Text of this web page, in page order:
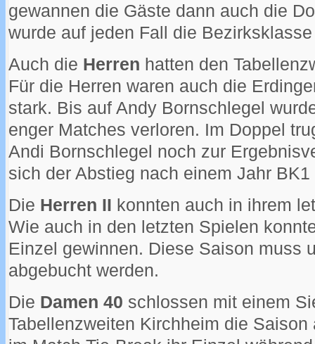
gewannen die Gäste dann auch die
wurde auf jeden Fall die
Auch die Herren hatten den
Für die Herren waren auch die
stark. Bis auf Andy Bornschlegel
enger Matches verloren. Im Doppel
Andi Bornschlegel noch zur
sich der Abstieg nach einem Jahr
Die Herren II konnten auch in ihrem
Wie auch in den letzten Spielen
Einzel gewinnen. Diese Saison muss
abgebucht werden.
Die Damen 40 schlossen mit einem
Tabellenzweiten Kirchheim die